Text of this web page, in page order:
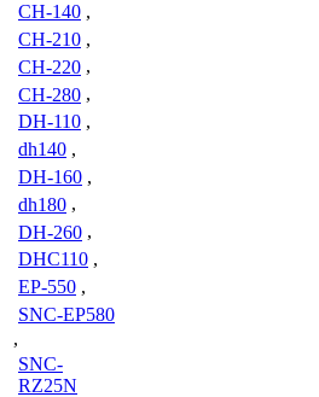
CH-140 ,
CH-210 ,
CH-220 ,
CH-280 ,
DH-110 ,
dh140 ,
DH-160 ,
dh180 ,
DH-260 ,
DHC110 ,
EP-550 ,
SNC-EP580
,
SNC-
RZ25N